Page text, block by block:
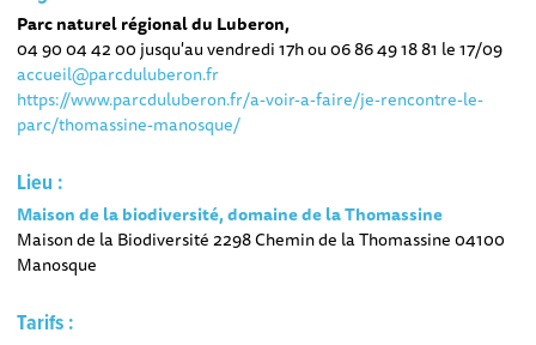
Parc naturel régional du Luberon,
04 90 04 42 00 jusqu'au vendredi 17h ou 06 86 49 18 81 le 17/09
accueil@parcduluberon.fr
https://www.parcduluberon.fr/a-voir-a-faire/je-rencontre-le-
parc/thomassine-manosque/
Lieu :
Maison de la biodiversité, domaine de la Thomassine
Maison de la Biodiversité 2298 Chemin de la Thomassine 04100
Manosque
Tarifs :